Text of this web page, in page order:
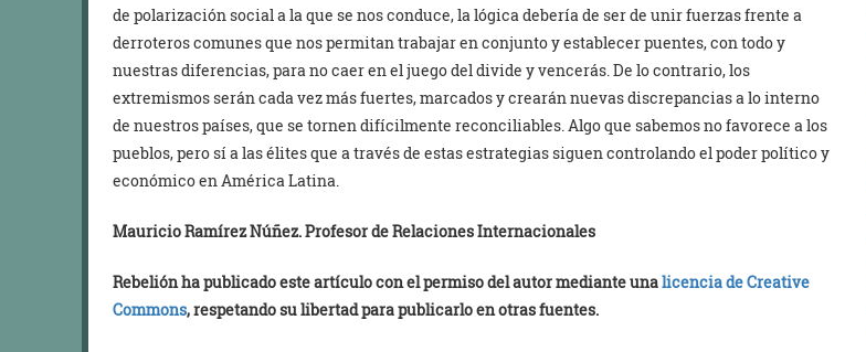
de polarización social a la que se nos conduce, la lógica debería de ser de unir fuerzas frente a
derroteros comunes que nos permitan trabajar en conjunto y establecer puentes, con todo y
nuestras diferencias, para no caer en el juego del divide y vencerás. De lo contrario, los
extremismos serán cada vez más fuertes, marcados y crearán nuevas discrepancias a lo interno
de nuestros países, que se tornen difícilmente reconciliables. Algo que sabemos no favorece a los
pueblos, pero sí a las élites que a través de estas estrategias siguen controlando el poder político y
económico en América Latina.
Mauricio Ramírez Núñez. Profesor de Relaciones Internacionales
Rebelión ha publicado este artículo con el permiso del autor mediante unalicencia de Creative
Commons, respetando su libertad para publicarlo en otras fuentes.